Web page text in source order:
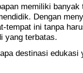
memiliki
Dengan
tempat ini tanpa
yang terbatas.
destinasi edukasi